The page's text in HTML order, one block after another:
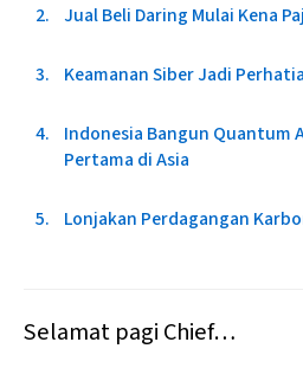
Jual Beli Daring Mulai Kena
Keamanan Siber Jadi
Indonesia Bangun Quantum
Pertama di Asia
Lonjakan Perdagangan
Selamat pagi Chief…